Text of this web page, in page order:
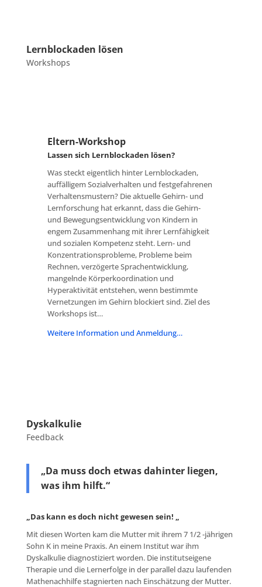
Lernblockaden lösen
Workshops
Eltern-Workshop
Lassen sich Lernblockaden lösen?
Was steckt eigentlich hinter Lernblockaden,
auffälligem Sozialverhalten und festgefahrenen
Verhaltensmustern? Die aktuelle Gehirn- und
Lernforschung hat erkannt, dass die Gehirn-
und Bewegungsentwicklung von Kindern in
engem Zusammenhang mit ihrer Lernfähigkeit
und sozialen Kompetenz steht. Lern- und
Konzentrationsprobleme, Probleme beim
Rechnen, verzögerte Sprachentwicklung,
mangelnde Körperkoordination und
Hyperaktivität entstehen, wenn bestimmte
Vernetzungen im Gehirn blockiert sind. Ziel des
Workshops ist…
Weitere Information und Anmeldung…
Dyskalkulie
Feedback
„Da muss doch etwas dahinter liegen,
was ihm hilft.“
„Das kann es doch nicht gewesen sein! „
Mit diesen Worten kam die Mutter mit ihrem 7 1/2 -jährigen
Sohn K in meine Praxis. An einem Institut war ihm
Dyskalkulie diagnostiziert worden. Die institutseigene
Therapie und die Lernerfolge in der parallel dazu laufenden
Mathenachhilfe stagnierten nach Einschätzung der Mutter.